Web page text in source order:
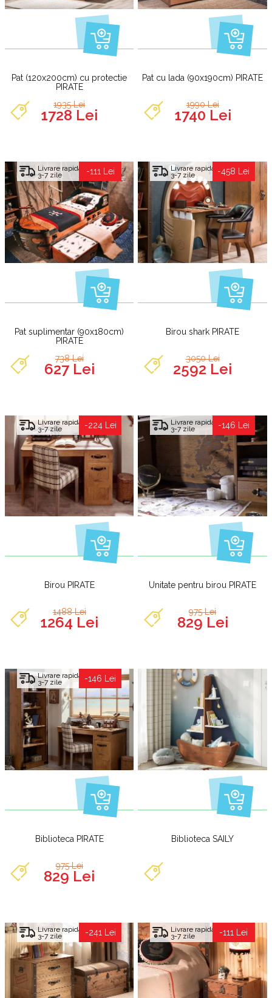
Pat (120x200cm) cu protectie
PIRATE
1935 Lei
1728 Lei
Pat cu lada (90x190cm) PIRATE
1990 Lei
1740 Lei
Livrare rapida
3-7 zile -111 Lei
Pat suplimentar (90x180cm)
PIRATE
738 Lei
627 Lei
Livrare rapida
3-7 zile -458 Lei
Birou shark PIRATE
3050 Lei
2592 Lei
Livrare rapida
3-7 zile -224 Lei
Birou PIRATE
1488 Lei
1264 Lei
Livrare rapida
3-7 zile -146 Lei
Unitate pentru birou PIRATE
975 Lei
829 Lei
Livrare rapida
3-7 zile -146 Lei
Biblioteca PIRATE
975 Lei
829 Lei
Biblioteca SAILY
Livrare rapida
3-7 zile -241 Lei Livrare rapida
3-7 zile -111 Lei